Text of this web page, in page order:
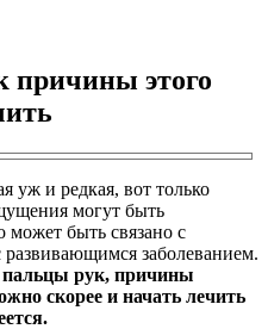
этого
уж и редкая, вот только
могут быть
быть связано с
заболеванием.
пальцы рук, причины
скорее и начать лечить